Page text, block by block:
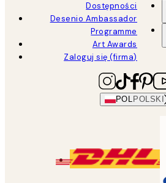
Dostępności
Desenio Ambassador
Programme
Art Awards
Zaloguj się (firma)
POL POLSKI